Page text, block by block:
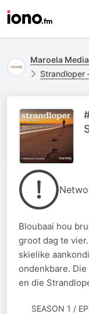
Maroela Media
Strandloper
Bloubaai hou
groot dag te
skielike
ondenkbare.
en die
SEASON 1 /